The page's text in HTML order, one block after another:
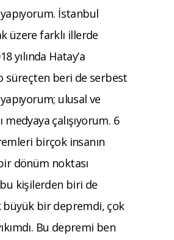
İstanbul
üzere farklı illerde
yılında Hatay’a
süreçten beri de serbest
ulusal ve
medyaya çalışıyorum. 6
birçok insanın
dönüm noktası
kişilerden biri de
büyük bir depremdi, çok
Bu depremi ben